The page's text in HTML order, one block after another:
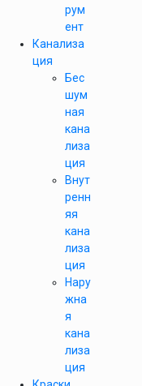
рум
ент
Канализа
ция
Бес
шум
ная
кана
лиза
ция
Внут
ренн
яя
кана
лиза
ция
Нару
жна
я
кана
лиза
ция